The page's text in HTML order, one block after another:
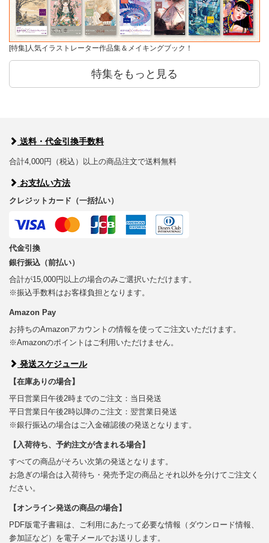
[特集]人気イラストレーター作品集＆メイキングブック！
特集をもっと見る
送料・代金引換手数料
合計4,000円（税込）以上の商品注文で送料無料
お支払い方法
クレジットカード（一括払い）
代金引換
銀行振込（前払い）
合計が15,000円以上の場合のみご選択いただけます。
※振込手数料はお客様負担となります。
Amazon Pay
お持ちのAmazonアカウントの情報を使ってご注文いただけます。
※Amazonのポイントはご利用いただけません。
発送スケジュール
【在庫ありの場合】
平日営業日午後2時までのご注文：当日発送
平日営業日午後2時以降のご注文：翌営業日発送
※銀行振込の場合はご入金確認後の発送となります。
【入荷待ち、予約注文が含まれる場合】
すべての商品がそろい次第の発送となります。
お急ぎの場合は入荷待ち・発売予定の商品とそれ以外を分けてご注文く
ださい。
【オンライン発送の商品の場合】
PDF版電子書籍は、ご利用にあたって必要な情報（ダウンロード情報、
参加証など）を電子メールでお送りします。